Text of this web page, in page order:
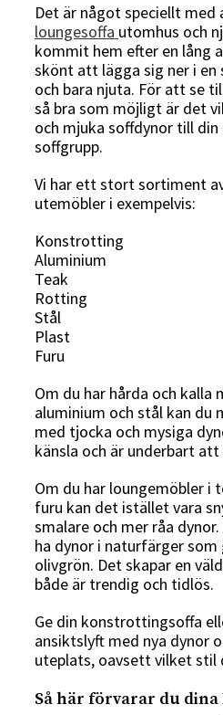
Det är något speciellt
loungesoffa utomhus och
kommit hem efter en lång
skönt att lägga sig ner i en
och bara njuta. För att se
så bra som möjligt är det
och mjuka soffdynor till
soffgrupp.
Vi har ett stort sortiment
utemöbler i exempelvis:
Konstrotting
Aluminium
Teak
Rotting
Stål
Plast
Furu
Om du har hårda och kalla
aluminium och stål kan du
med tjocka och mysiga
känsla och är underbart
Om du har loungemöbler
furu kan det istället vara
smalare och mer råa
ha dynor i naturfärger
olivgrön. Det skapar en
både är trendig och tidlös.
Ge din konstrottingsoffa
ansiktslyft med nya dynor
uteplats, oavsett vilket stil
Så här förvarar du